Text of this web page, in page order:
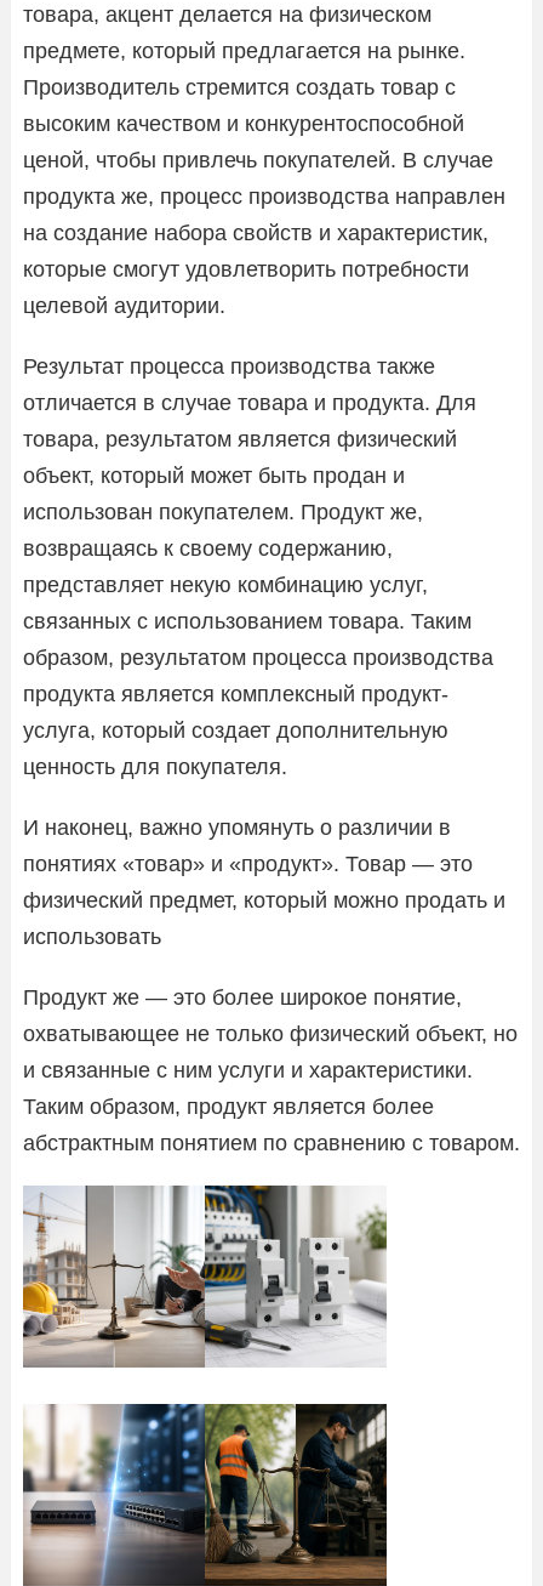
товара, акцент делается на физическом
предмете, который предлагается на рынке.
Производитель стремится создать товар с
высоким качеством и конкурентоспособной
ценой, чтобы привлечь покупателей. В случае
продукта же, процесс производства направлен
на создание набора свойств и характеристик,
которые смогут удовлетворить потребности
целевой аудитории.
Результат процесса производства также
отличается в случае товара и продукта. Для
товара, результатом является физический
объект, который может быть продан и
использован покупателем. Продукт же,
возвращаясь к своему содержанию,
представляет некую комбинацию услуг,
связанных с использованием товара. Таким
образом, результатом процесса производства
продукта является комплексный продукт-
услуга, который создает дополнительную
ценность для покупателя.
И наконец, важно упомянуть о различии в
понятиях «товар» и «продукт». Товар — это
физический предмет, который можно продать и
использовать
Продукт же — это более широкое понятие,
охватывающее не только физический объект, но
и связанные с ним услуги и характеристики.
Таким образом, продукт является более
абстрактным понятием по сравнению с товаром.